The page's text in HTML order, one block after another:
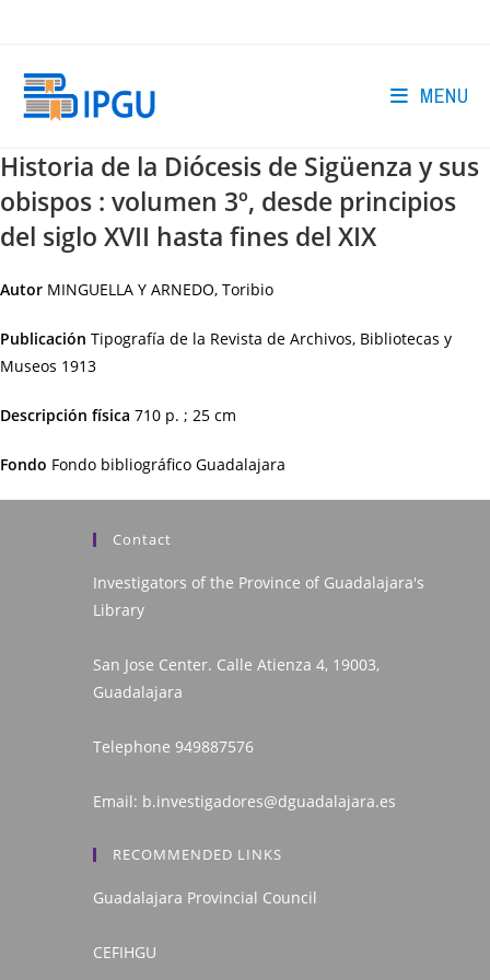
MENU
Historia de la Diócesis de Sigüenza y sus
obispos : volumen 3º, desde principios
del siglo XVII hasta fines del XIX
Autor MINGUELLA Y ARNEDO, Toribio
Publicación Tipografía de la Revista de Archivos, Bibliotecas y
Museos 1913
Descripción física 710 p. ; 25 cm
Fondo Fondo bibliográfico Guadalajara
Contact
Investigators of the Province of Guadalajara's
Library
San Jose Center. Calle Atienza 4, 19003,
Guadalajara
Telephone 949887576
Email: b.investigadores@dguadalajara.es
RECOMMENDED LINKS
Guadalajara Provincial Council
CEFIHGU